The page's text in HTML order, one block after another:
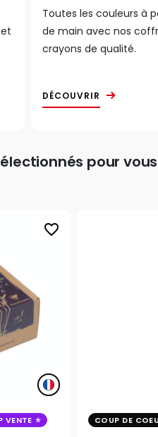
Toutes les couleurs à
de main avec nos
crayons de qualité.
DÉCOUVRIR
pour vous
favorite_border
VENTE COUP DE